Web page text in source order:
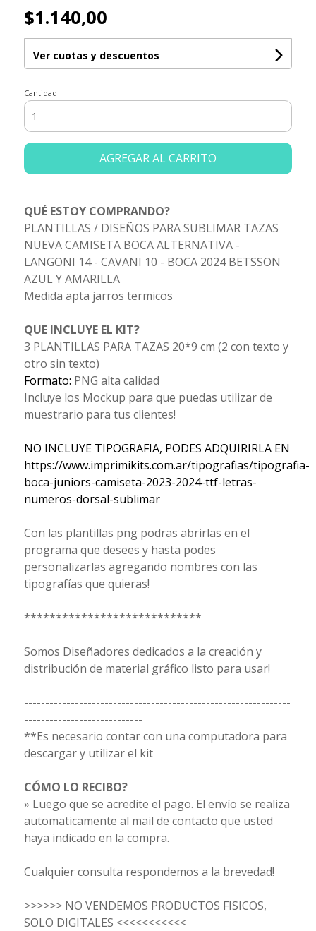
$1.140,00
Ver cuotas y descuentos
Cantidad
AGREGAR AL CARRITO
QUÉ ESTOY COMPRANDO?
PLANTILLAS / DISEÑOS PARA SUBLIMAR TAZAS
NUEVA CAMISETA BOCA ALTERNATIVA -
LANGONI 14 - CAVANI 10 - BOCA 2024 BETSSON
AZUL Y AMARILLA
Medida apta jarros termicos
QUE INCLUYE EL KIT?
3 PLANTILLAS PARA TAZAS 20*9 cm (2 con texto y
otro sin texto)
Formato: PNG alta calidad
Incluye los Mockup para que puedas utilizar de
muestrario para tus clientes!
NO INCLUYE TIPOGRAFIA, PODES ADQUIRIRLA EN
https://www.imprimikits.com.ar/tipografias/tipografia-
boca-juniors-camiseta-2023-2024-ttf-letras-
numeros-dorsal-sublimar
Con las plantillas png podras abrirlas en el
programa que desees y hasta podes
personalizarlas agregando nombres con las
tipografías que quieras!
****************************
Somos Diseñadores dedicados a la creación y
distribución de material gráfico listo para usar!
---------------------------------------------------------------
----------------------------
**Es necesario contar con una computadora para
descargar y utilizar el kit
CÓMO LO RECIBO?
» Luego que se acredite el pago. El envío se realiza
automaticamente al mail de contacto que usted
haya indicado en la compra.
Cualquier consulta respondemos a la brevedad!
>>>>>> NO VENDEMOS PRODUCTOS FISICOS,
SOLO DIGITALES <<<<<<<<<<<